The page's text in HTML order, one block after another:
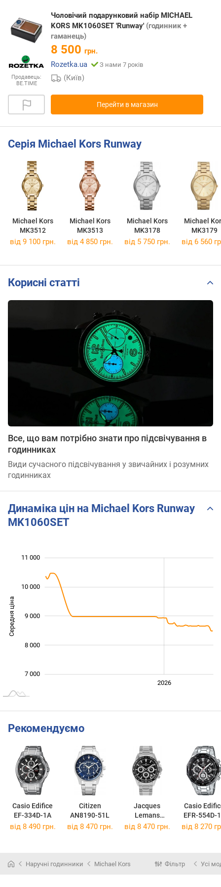
Продавець:
BE.TIME
Чоловічий подарунковий набір MICHAEL
KORS MK1060SET 'Runway' (годинник +
гаманець)
8 500 грн.
Rozetka.ua
З нами 7 років
(Київ)
Перейти в магазин
Серія Michael Kors Runway
Michael Kors
MK3512
Michael Kors
MK3513
Michael Kors
MK3178
Michael
MK3179
від 9 100 грн. від 4 850 грн. від 5 750 грн. від 6 560
Корисні статті
Все, що вам потрібно знати про підсвічування в
годинниках
Види сучасного підсвічування у звичайних і розумних
годинниках
Динаміка цін на Michael Kors Runway
MK1060SET
Середня ціна 10 000
7 000
8 000
9 000
10 000
11 000
2026
Рекомендуємо
Casio Edifice
EF-334D-1A
Citizen
AN8190-51L
Jacques
Lemans
Liverpool 1-
Casio
EFR-554D-
від 8 490 грн. від 8 470 грн. від 8 470 грн. від 8 270
Наручні годинники Michael Kors Фільтр Усі